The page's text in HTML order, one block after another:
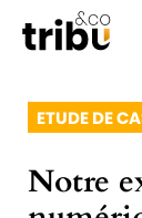
ETUDE DE
Notre